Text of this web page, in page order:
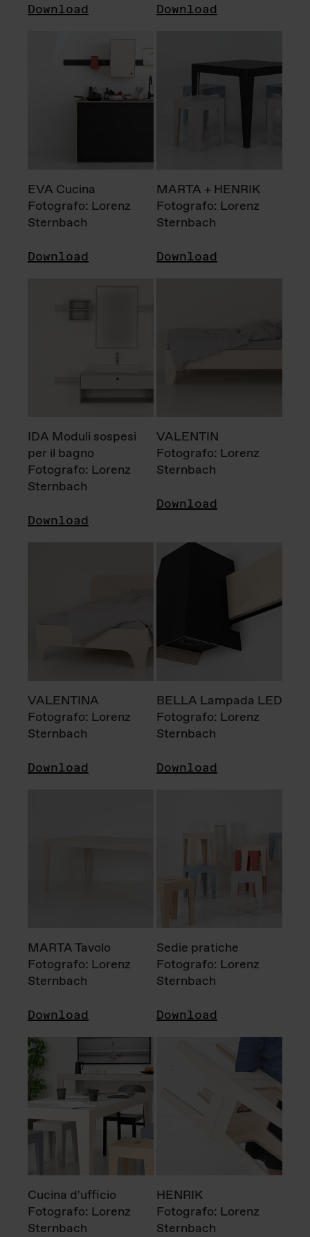
Download Download
EVA Cucina
Fotografo: Lorenz
Sternbach
Download
MARTA + HENRIK
Fotografo: Lorenz
Sternbach
Download
IDA Moduli sospesi
per il bagno
Fotografo: Lorenz
Sternbach
Download
VALENTIN
Fotografo: Lorenz
Sternbach
Download
VALENTINA
Fotografo: Lorenz
Sternbach
Download
BELLA Lampada LED
Fotografo: Lorenz
Sternbach
Download
MARTA Tavolo
Fotografo: Lorenz
Sternbach
Download
Sedie pratiche
Fotografo: Lorenz
Sternbach
Download
Cucina d'ufficio
Fotografo: Lorenz
Sternbach
HENRIK
Fotografo: Lorenz
Sternbach